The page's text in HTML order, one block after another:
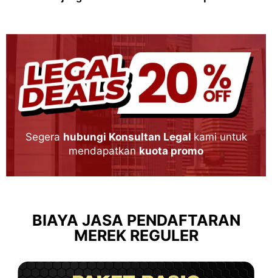
Segera hubungi Konsultan Legal kami untuk
mendapatkankuota promo
BIAYA JASA PENDAFTARAN
MEREK REGULER